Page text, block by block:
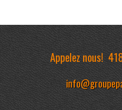
Appelez nous!